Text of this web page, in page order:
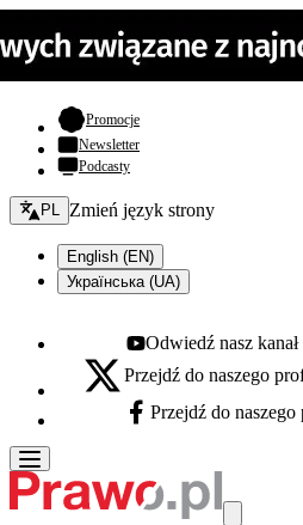
Promocje- otwiera się w nowej karcie
Newsletter
Podcasty
Zmień język - bieżący:
PL Zmień język strony
English (EN)
Українська (UA)
Youtube - otwiera się w nowej
Odwiedź nasz
X - otwiera się w nowej karcie
Przejdź do naszego
Facebook - otwiera się w
Przejdź do